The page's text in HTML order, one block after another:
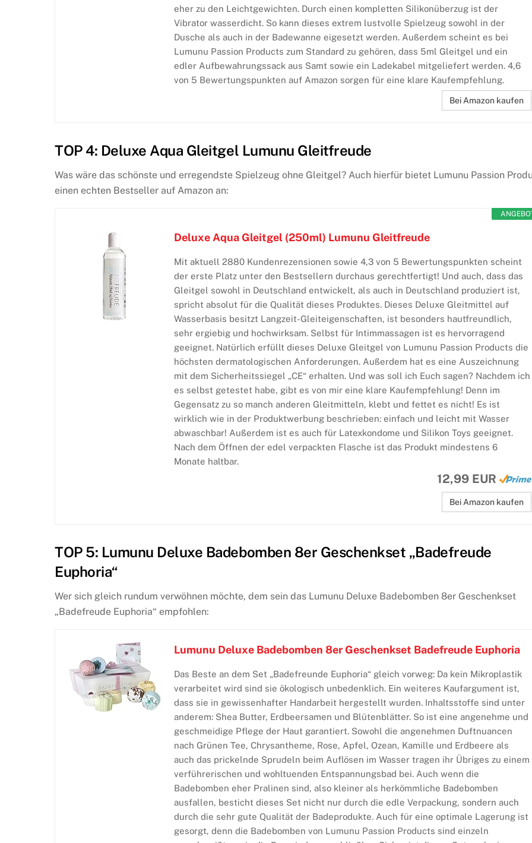
eher zu den Leichtgewichten. Durch einen kompletten Silikonüberzug ist der
Vibrator wasserdicht. So kann dieses extrem lustvolle Spielzeug sowohl in der
Dusche als auch in der Badewanne eigesetzt werden. Außerdem scheint es bei
Lumunu Passion Products zum Standard zu gehören, dass 5ml Gleitgel und ein
edler Aufbewahrungssack aus Samt sowie ein Ladekabel mitgeliefert werden. 4,6
von 5 Bewertungspunkten auf Amazon sorgen für eine klare Kaufempfehlung.
Bei Amazon kaufen
TOP 4: Deluxe Aqua Gleitgel Lumunu Gleitfreude
Was wäre das schönste und erregendste Spielzeug ohne Gleitgel? Auch hierfür bietet Lumunu Passion
einen echten Bestseller auf Amazon an:
Deluxe Aqua Gleitgel (250ml) Lumunu Gleitfreude
Mit aktuell 2880 Kundenrezensionen sowie 4,3 von 5 Bewertungspunkten scheint
der erste Platz unter den Bestsellern durchaus gerechtfertigt! Und auch, dass das
Gleitgel sowohl in Deutschland entwickelt, als auch in Deutschland produziert ist,
spricht absolut für die Qualität dieses Produktes. Dieses Deluxe Gleitmittel auf
Wasserbasis besitzt Langzeit-Gleiteigenschaften, ist besonders hautfreundlich,
sehr ergiebig und hochwirksam. Selbst für Intimmassagen ist es hervorragend
geeignet. Natürlich erfüllt dieses Deluxe Gleitgel von Lumunu Passion Products die
höchsten dermatologischen Anforderungen. Außerdem hat es eine Auszeichnung
mit dem Sicherheitssiegel „CE“ erhalten. Und was soll ich Euch sagen? Nachdem ich
es selbst getestet habe, gibt es von mir eine klare Kaufempfehlung! Denn im
Gegensatz zu so manch anderen Gleitmitteln, klebt und fettet es nicht! Es ist
wirklich wie in der Produktwerbung beschrieben: einfach und leicht mit Wasser
abwaschbar! Außerdem ist es auch für Latexkondome und Silikon Toys geeignet.
Nach dem Öffnen der edel verpackten Flasche ist das Produkt mindestens 6
Monate haltbar.
12,99 EUR
Bei Amazon kaufen
TOP 5: Lumunu Deluxe Badebomben 8er Geschenkset „Badefreude
Euphoria“
Wer sich gleich rundum verwöhnen möchte, dem sein das Lumunu Deluxe Badebomben 8er Geschenkset
„Badefreude Euphoria“ empfohlen:
Lumunu Deluxe Badebomben 8er Geschenkset Badefreude Euphoria
Das Beste an dem Set „Badefreunde Euphoria“ gleich vorweg: Da kein Mikroplastik
verarbeitet wird sind sie ökologisch unbedenklich. Ein weiteres Kaufargument ist,
dass sie in gewissenhafter Handarbeit hergestellt wurden. Inhaltsstoffe sind unter
anderem: Shea Butter, Erdbeersamen und Blütenblätter. So ist eine angenehme und
geschmeidige Pflege der Haut garantiert. Sowohl die angenehmen Duftnuancen
nach Grünen Tee, Chrysantheme, Rose, Apfel, Ozean, Kamille und Erdbeere als
auch das prickelnde Sprudeln beim Auflösen im Wasser tragen ihr Übriges zu einem
verführerischen und wohltuenden Entspannungsbad bei. Auch wenn die
Badebomben eher Pralinen sind, also kleiner als herkömmliche Badebomben
ausfallen, besticht dieses Set nicht nur durch die edle Verpackung, sondern auch
durch die sehr gute Qualität der Badeprodukte. Auch für eine optimale Lagerung ist
gesorgt, denn die Badebomben von Lumunu Passion Products sind einzeln